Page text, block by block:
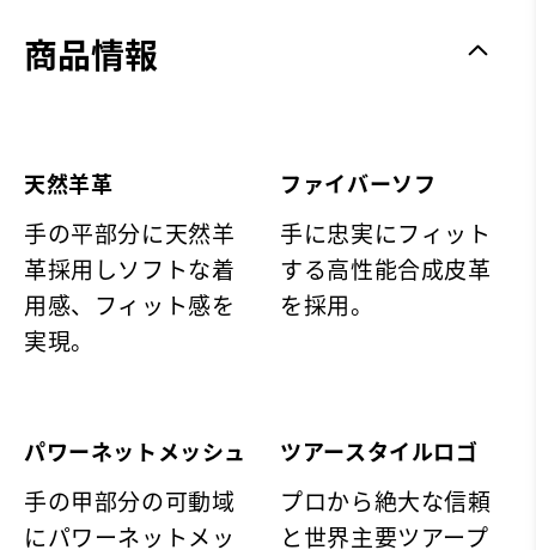
商品情報
天然羊革
手の平部分に天然羊
革採用しソフトな着
用感、フィット感を
実現。
ファイバーソフ
手に忠実にフィット
する高性能合成皮革
を採用。
パワーネットメッシュ
手の甲部分の可動域
にパワーネットメッ
ツアースタイルロゴ
プロから絶大な信頼
と世界主要ツアープ